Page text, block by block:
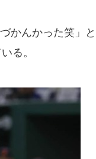
かんかった笑」と
る。